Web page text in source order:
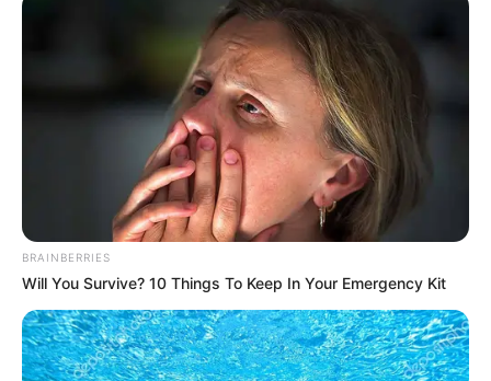
ગુજરાતના દરેક શહેરોમાંથી ભાજપના કાર્યકર્તા ને
બસમમાં ભરીને લઇ આવવા જોઈ.ભૂતકાળમાં થયેલા
કાર્યક્રમોને જોતા તો સાહેબ આવું જ કરશે અને લાવશે
પણ શેમાં? ગુજરાતની એસટી બસ છે જ ને ભાઈ..!
300-400 બસ ફેરા કરવા મૂકી દેશે જે ભૂતકાળમાં પણ
BRAINBERRIES
Will You Survive? 10 Things To Keep In Your Emergency Kit